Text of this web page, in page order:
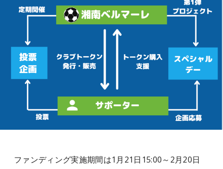
ファンディング実施期間は1月21日15:00～2月20日